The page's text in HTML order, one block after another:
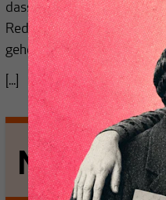
dass die Deutschen ihr
Rede und davon, dass es
gehen werde. Experte war
[...]
Nichts